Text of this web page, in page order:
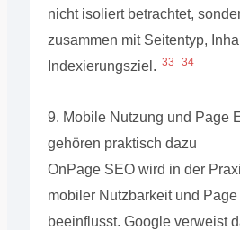
nicht isoliert betrachtet,
zusammen mit Seitentyp,
Indexierungsziel. 33 34
9. Mobile Nutzung und Page
gehören praktisch dazu
OnPage SEO wird in der
mobiler Nutzbarkeit und
beeinflusst. Google verweist